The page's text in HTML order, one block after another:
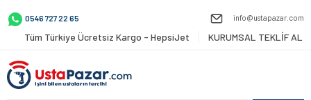
0546 727 22 65 info@ustapazar.com
Tüm Türkiye Ücretsiz Kargo - HepsiJet KURUMSAL TEKLİF AL